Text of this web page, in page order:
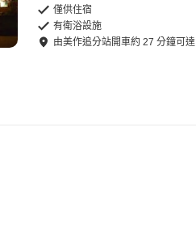
僅供住宿
有衛浴設施
由美作追分站開車約27 分鐘可達